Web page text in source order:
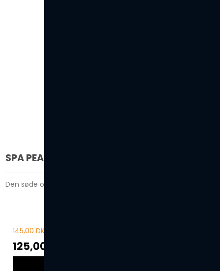
SPA PEARLS - APPLE PEAR
Den søde og friske duft af æbler og pærer!
145,00 DKK
125,00 DKK